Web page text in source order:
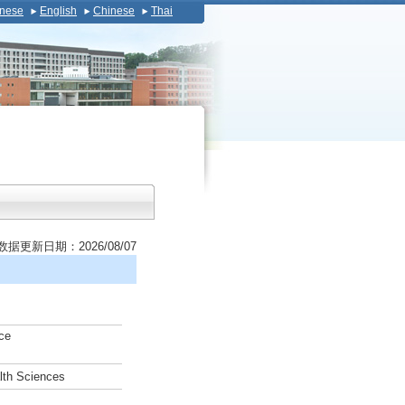
English Chinese Thai
据更新日期：2026/08/07
Sciences